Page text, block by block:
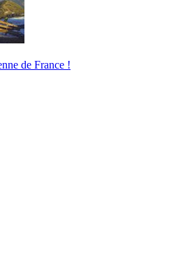
de France !